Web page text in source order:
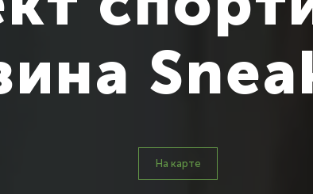
На карте